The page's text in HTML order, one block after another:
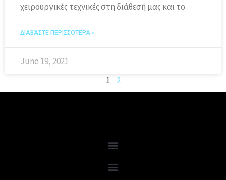
χειρουργικές τεχνικές στη διάθεσή μας και το
ΔΙΑΒΆΣΤΕ ΠΕΡΙΣΣΌΤΕΡΑ »
June 19, 2021
1
2